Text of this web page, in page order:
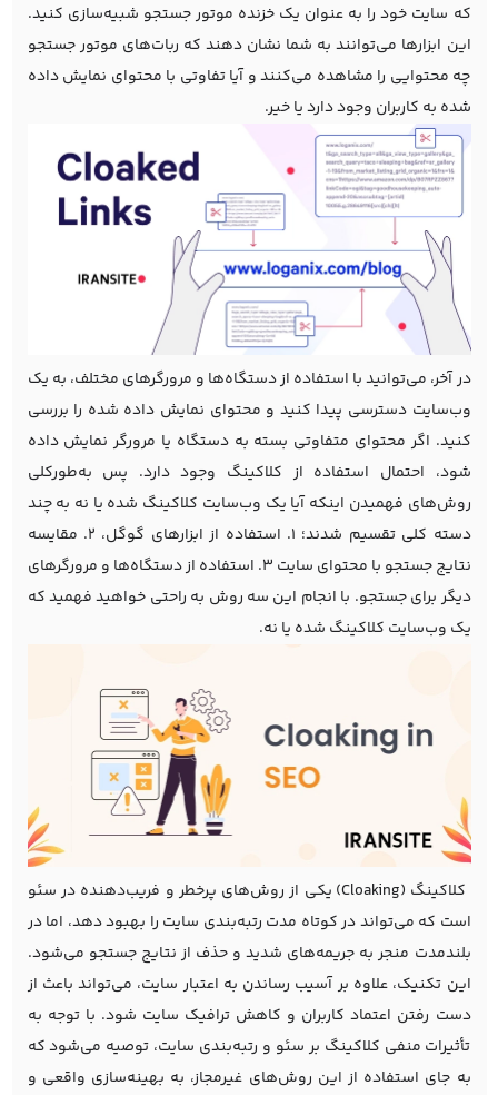
که سایت خود را به عنوان یک خزنده موتور جستجو شبیه‌سازی کنید.
این ابزارها می‌توانند به شما نشان دهند که ربات‌های موتور جستجو
چه محتوایی را مشاهده می‌کنند و آیا تفاوتی با محتوای نمایش داده
شده به کاربران وجود دارد یا خیر.
در آخر، می‌توانید با استفاده از دستگاه‌ها و مرورگرهای مختلف، به یک
وب‌سایت دسترسی پیدا کنید و محتوای نمایش داده شده را بررسی
کنید. اگر محتوای متفاوتی بسته به دستگاه یا مرورگر نمایش داده
شود، احتمال استفاده از کلاکینگ وجود دارد. پس به‌طورکلی
روش‌های فهمیدن اینکه آیا یک وب‌سایت کلاکینگ شده یا نه به چند
دسته کلی تقسیم شدند؛ ۱. استفاده از ابزارهای گوگل، ۲. مقایسه
نتایج جستجو با محتوای سایت ۳. استفاده از دستگاه‌ها و مرورگرهای
دیگر برای جستجو. با انجام این سه روش به راحتی خواهید فهمید که
یک وب‌سایت کلاکینگ شده یا نه.
کلاکینگ (Cloaking) یکی از روش‌های پرخطر و فریب‌دهنده در سئو
است که می‌تواند در کوتاه مدت رتبه‌بندی سایت را بهبود دهد، اما در
بلندمدت منجر به جریمه‌های شدید و حذف از نتایج جستجو می‌شود.
این تکنیک، علاوه بر آسیب رساندن به اعتبار سایت، می‌تواند باعث از
دست رفتن اعتماد کاربران و کاهش ترافیک سایت شود. با توجه به
تأثیرات منفی کلاکینگ بر سئو و رتبه‌بندی سایت، توصیه می‌شود که
به جای استفاده از این روش‌های غیرمجاز، به بهینه‌سازی واقعی و